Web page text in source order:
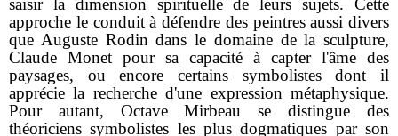
saisir la dimension spirituelle de leurs sujets. Cette
approche le conduit à défendre des peintres aussi divers
que Auguste Rodin dans le domaine de la sculpture,
Claude Monet pour sa capacité à capter l'âme des
paysages, ou encore certains symbolistes dont il
apprécie la recherche d'une expression métaphysique.
Pour autant, Octave Mirbeau se distingue des
théoriciens symbolistes les plus dogmatiques par son